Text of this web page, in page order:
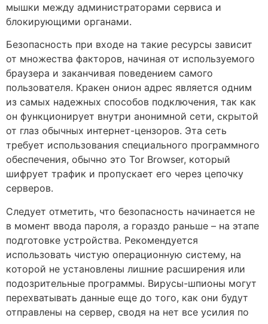
мышки между администраторами сервиса и
блокирующими органами.
Безопасность при входе на такие ресурсы зависит
от множества факторов, начиная от используемого
браузера и заканчивая поведением самого
пользователя. Кракен онион адрес является одним
из самых надежных способов подключения, так как
он функционирует внутри анонимной сети, скрытой
от глаз обычных интернет-цензоров. Эта сеть
требует использования специального программного
обеспечения, обычно это Tor Browser, который
шифрует трафик и пропускает его через цепочку
серверов.
Следует отметить, что безопасность начинается не
в момент ввода пароля, а гораздо раньше – на этапе
подготовке устройства. Рекомендуется
использовать чистую операционную систему, на
которой не установлены лишние расширения или
подозрительные программы. Вирусы-шпионы могут
перехватывать данные еще до того, как они будут
отправлены на сервер, сводя на нет все усилия по